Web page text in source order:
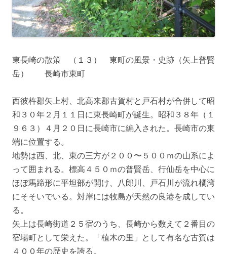
東長崎の散策 （１３） 東町の風景・史跡（矢上普賢
岳） 長崎市東町
西彼杵郡矢上村、北高来郡古賀村と戸石村が合併して昭
和３０年２月１１日に東長崎町が誕生。昭和３８年（１
９６３）４月２０日に長崎市に編入された。長崎市の東
端に位置する。
地勢は西、北、東の三方が２００〜５００ｍの山系によ
って囲まれる。標高４５０ｍの普賢岳、行仙岳を中心に
ほぼ馬蹄形に平坦部が開け、八郎川、戸石川が流れ橘湾
にそそいでいる。対岸には牧島が天然の良港を成してい
る。
矢上は長崎街道２５宿のうち、長崎から数えて２番目の
宿場町として栄えた。「植木の里」として有名な古賀は
４００年の歴史を誇る。